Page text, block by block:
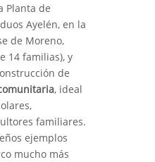
Planta de
Ayelén, en la
de Moreno,
14 familias), y
de
, ideal
familiares.
ejemplos
mucho más